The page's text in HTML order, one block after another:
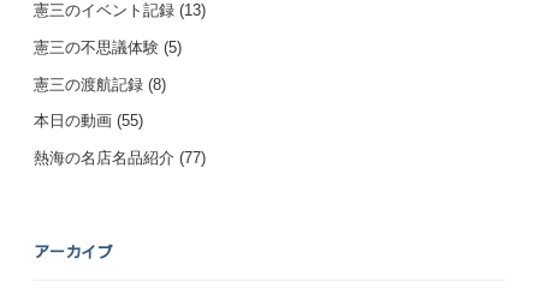
憲三のイベント記録 (13)
憲三の不思議体験 (5)
憲三の渡航記録 (8)
本日の動画 (55)
熱海の名店名品紹介 (77)
アーカイブ